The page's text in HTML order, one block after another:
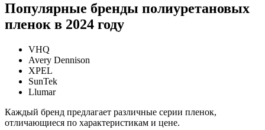
Популярные бренды полиуретановых
пленок в 2024 году
VHQ
Avery Dennison
XPEL
SunTek
Llumar
Каждый бренд предлагает различные серии пленок,
отличающиеся по характеристикам и цене.